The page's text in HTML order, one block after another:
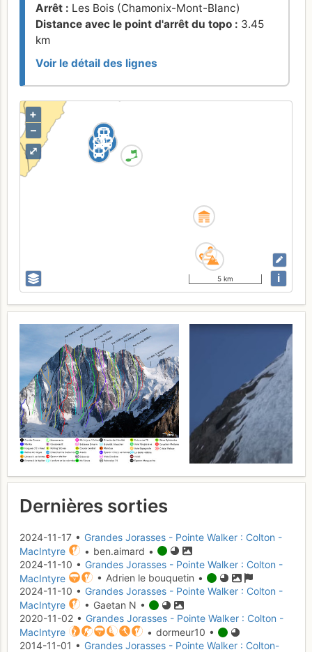
Arrêt : Les Bois (Chamonix-Mont-Blanc)
Distance avec le point d'arrêt du topo : 3.45
km
Voir le détail des lignes
⤢
+
–
5 km i
Dernières sorties
2024-11-17 • Grandes Jorasses - Pointe Walker : Colton -
MacIntyre
• ben.aimard •
2024-11-10 • Grandes Jorasses - Pointe Walker : Colton -
MacIntyre
• Adrien le bouquetin •
2024-11-10 • Grandes Jorasses - Pointe Walker : Colton -
MacIntyre
• Gaetan N •
2020-11-02 • Grandes Jorasses - Pointe Walker : Colton -
MacIntyre
• dormeur10 •
2014-11-01 • Grandes Jorasses - Pointe Walker : Colton-